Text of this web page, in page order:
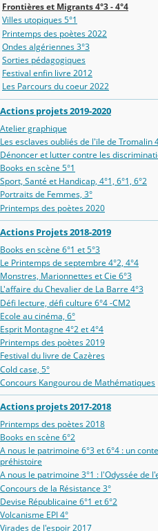
Frontières et Migrants 4°3 - 4°4
Villes utopiques 5°1
Printemps des poètes 2022
Ondes algériennes 3°3
Sorties pédagogiques
Festival enfin livre 2012
Les Parcours du coeur 2022
Actions projets 2019-2020
Atelier graphique
Les esclaves oubliés de l'ïle de Tromalin
Dénoncer et lutter contre les
Books en scène 5°1
Sport, Santé et Handicap, 4°1, 6°1, 6°2
Portraits de Femmes, 3°
Printemps des poètes 2020
Actions Projets 2018-2019
Books en scène 6°1 et 5°3
Le Printemps de septembre 4°2, 4°4
Monstres, Marionnettes et Cie 6°3
L'affaire du Chevalier de La Barre 4°3
Défi lecture, défi culture 6°4 -CM2
Ecole au cinéma, 6°
Esprit Montagne 4°2 et 4°4
Printemps des poètes 2019
Festival du livre de Cazères
Cold case, 5°
Concours Kangourou de Mathématiques
Actions projets 2017-2018
Printemps des poètes 2018
Books en scène 6°2
A nous le patrimoine 6°3 et 6°4 : un
préhistoire
A nous le patrimoine 3°1 : l'Odyssée de
Concours de la Résistance 3°
Devise Républicaine 6°1 et 6°2
Volcanisme EPI 4°
Virades de l'espoir 2017